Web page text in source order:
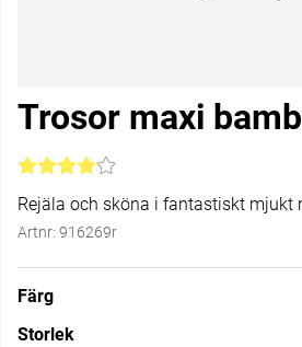
Trosor maxi
Medelbetyg 4 av 5 Antal betyg 12
Rejäla och sköna i fantastiskt mjukt
Artnr: 916269r
Färg
Storlek